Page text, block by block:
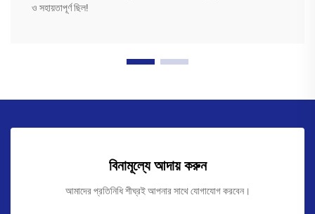
ও সহায়তাপূর্ণ ছিল!
বিনামূল্যে আদায় করুন
আমাদের প্রতিনিধি শীঘ্রই আপনার সাথে যোগাযোগ করবেন।